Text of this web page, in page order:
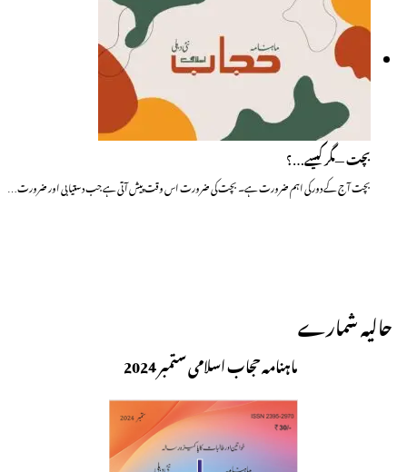
بچت —مگر کیسے…؟
بچت آج کے دور کی اہم ضرورت ہے۔ بچت کی ضرورت اس وقت پیش آتی ہے جب دستیابی اور ضرورت…
حالیہ شمارے
ماہنامہ حجاب اسلامی ستمبر 2024